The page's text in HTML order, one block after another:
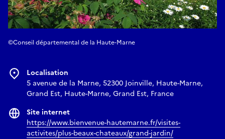
©Conseil départemental de la Haute-Marne
Localisation
5 avenue de la Marne, 52300 Joinville, Haute-Marne,
Grand Est, Haute-Marne, Grand Est, France
Site internet
https://www.bienvenue-hautemarne.fr/visites-
activites/plus-beaux-chateaux/grand-jardin/